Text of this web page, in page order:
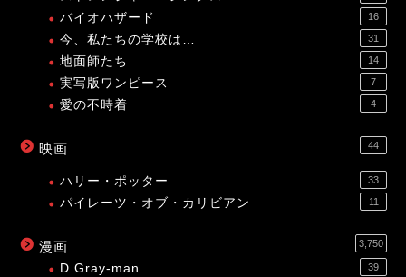
バイオハザード 16
今、私たちの学校は… 31
地面師たち 14
実写版ワンピース 7
愛の不時着 4
映画 44
ハリー・ポッター 33
パイレーツ・オブ・カリビアン 11
漫画 3,750
D.Gray-man 39